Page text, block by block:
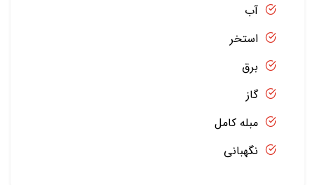
آب
استخر
برق
گاز
مبله کامل
نگهبانی